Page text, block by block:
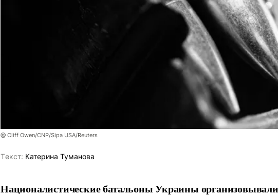
@ Cliff Owen/CNP/Sipa USA/Reuters
Tекст: Катерина Туманова
Националистические батальоны Украины